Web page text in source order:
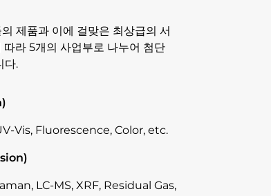
제품과 이에 걸맞은 최상급의 서
라 5개의 사업부로 나누어 첨단
다.
Vis, Fluorescence, Color, etc.
LC-MS, XRF, Residual Gas,